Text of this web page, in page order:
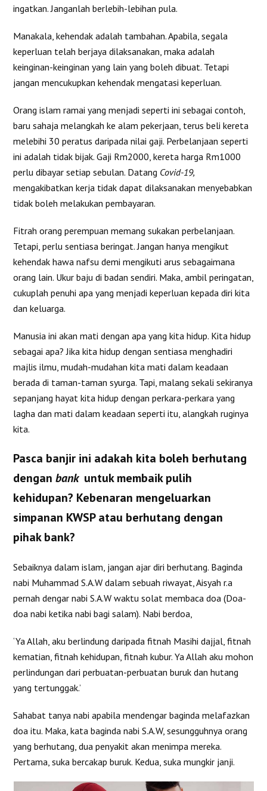
ingatkan. Janganlah berlebih-lebihan pula.
Manakala, kehendak adalah tambahan. Apabila, segala
keperluan telah berjaya dilaksanakan, maka adalah
keinginan-keinginan yang lain yang boleh dibuat. Tetapi
jangan mencukupkan kehendak mengatasi keperluan.
Orang islam ramai yang menjadi seperti ini sebagai contoh,
baru sahaja melangkah ke alam pekerjaan, terus beli kereta
melebihi 30 peratus daripada nilai gaji. Perbelanjaan seperti
ini adalah tidak bijak. Gaji Rm2000, kereta harga Rm1000
perlu dibayar setiap sebulan. Datang Covid-19,
mengakibatkan kerja tidak dapat dilaksanakan menyebabkan
tidak boleh melakukan pembayaran.
Fitrah orang perempuan memang sukakan perbelanjaan.
Tetapi, perlu sentiasa beringat. Jangan hanya mengikut
kehendak hawa nafsu demi mengikuti arus sebagaimana
orang lain. Ukur baju di badan sendiri. Maka, ambil peringatan,
cukuplah penuhi apa yang menjadi keperluan kepada diri kita
dan keluarga.
Manusia ini akan mati dengan apa yang kita hidup. Kita hidup
sebagai apa? Jika kita hidup dengan sentiasa menghadiri
majlis ilmu, mudah-mudahan kita mati dalam keadaan
berada di taman-taman syurga. Tapi, malang sekali sekiranya
sepanjang hayat kita hidup dengan perkara-perkara yang
lagha dan mati dalam keadaan seperti itu, alangkah ruginya
kita.
Pasca banjir ini adakah kita boleh berhutang
denganbank untuk membaik pulih
kehidupan? Kebenaran mengeluarkan
simpanan KWSP atau berhutang dengan
pihak bank?
Sebaiknya dalam islam, jangan ajar diri berhutang. Baginda
nabi Muhammad S.A.W dalam sebuah riwayat, Aisyah r.a
pernah dengar nabi S.A.W waktu solat membaca doa (Doa-
doa nabi ketika nabi bagi salam). Nabi berdoa,
‘Ya Allah, aku berlindung daripada fitnah Masihi dajjal, fitnah
kematian, fitnah kehidupan, fitnah kubur. Ya Allah aku mohon
perlindungan dari perbuatan-perbuatan buruk dan hutang
yang tertunggak.’
Sahabat tanya nabi apabila mendengar baginda melafazkan
doa itu. Maka, kata baginda nabi S.A.W, sesungguhnya orang
yang berhutang, dua penyakit akan menimpa mereka.
Pertama, suka bercakap buruk. Kedua, suka mungkir janji.